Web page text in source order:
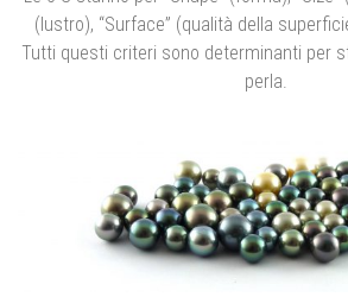
(lustro), “Surface” (qualità della
Tutti questi criteri sono determinanti per
perla.